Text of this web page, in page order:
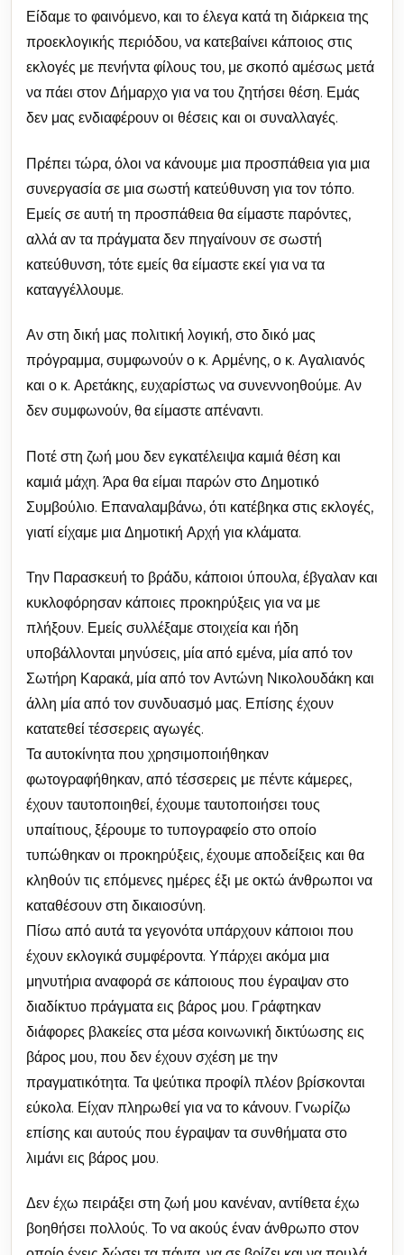
Είδαμε το φαινόμενο, και το έλεγα κατά τη διάρκεια της
προεκλογικής περιόδου, να κατεβαίνει κάποιος στις
εκλογές με πενήντα φίλους του, με σκοπό αμέσως μετά
να πάει στον Δήμαρχο για να του ζητήσει θέση. Εμάς
δεν μας ενδιαφέρουν οι θέσεις και οι συναλλαγές.
Πρέπει τώρα, όλοι να κάνουμε μια προσπάθεια για μια
συνεργασία σε μια σωστή κατεύθυνση για τον τόπο.
Εμείς σε αυτή τη προσπάθεια θα είμαστε παρόντες,
αλλά αν τα πράγματα δεν πηγαίνουν σε σωστή
κατεύθυνση, τότε εμείς θα είμαστε εκεί για να τα
καταγγέλλουμε.
Αν στη δική μας πολιτική λογική, στο δικό μας
πρόγραμμα, συμφωνούν ο κ. Αρμένης, ο κ. Αγαλιανός
και ο κ. Αρετάκης, ευχαρίστως να συνεννοηθούμε. Αν
δεν συμφωνούν, θα είμαστε απέναντι.
Ποτέ στη ζωή μου δεν εγκατέλειψα καμιά θέση και
καμιά μάχη. Άρα θα είμαι παρών στο Δημοτικό
Συμβούλιο. Επαναλαμβάνω, ότι κατέβηκα στις εκλογές,
γιατί είχαμε μια Δημοτική Αρχή για κλάματα.
Την Παρασκευή το βράδυ, κάποιοι ύπουλα, έβγαλαν και
κυκλοφόρησαν κάποιες προκηρύξεις για να με
πλήξουν. Εμείς συλλέξαμε στοιχεία και ήδη
υποβάλλονται μηνύσεις, μία από εμένα, μία από τον
Σωτήρη Καρακά, μία από τον Αντώνη Νικολουδάκη και
άλλη μία από τον συνδυασμό μας. Επίσης έχουν
κατατεθεί τέσσερεις αγωγές.
Τα αυτοκίνητα που χρησιμοποιήθηκαν
φωτογραφήθηκαν, από τέσσερεις με πέντε κάμερες,
έχουν ταυτοποιηθεί, έχουμε ταυτοποιήσει τους
υπαίτιους, ξέρουμε το τυπογραφείο στο οποίο
τυπώθηκαν οι προκηρύξεις, έχουμε αποδείξεις και θα
κληθούν τις επόμενες ημέρες έξι με οκτώ άνθρωποι να
καταθέσουν στη δικαιοσύνη.
Πίσω από αυτά τα γεγονότα υπάρχουν κάποιοι που
έχουν εκλογικά συμφέροντα. Υπάρχει ακόμα μια
μηνυτήρια αναφορά σε κάποιους που έγραψαν στο
διαδίκτυο πράγματα εις βάρος μου. Γράφτηκαν
διάφορες βλακείες στα μέσα κοινωνική δικτύωσης εις
βάρος μου, που δεν έχουν σχέση με την
πραγματικότητα. Τα ψεύτικα προφίλ πλέον βρίσκονται
εύκολα. Είχαν πληρωθεί για να το κάνουν. Γνωρίζω
επίσης και αυτούς που έγραψαν τα συνθήματα στο
λιμάνι εις βάρος μου.
Δεν έχω πειράξει στη ζωή μου κανέναν, αντίθετα έχω
βοηθήσει πολλούς. Το να ακούς έναν άνθρωπο στον